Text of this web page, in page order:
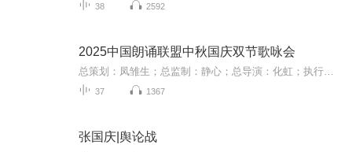
38 2592
2025中国朗诵联盟中秋国庆双节歌咏会
37 1367
张国庆|舆论战